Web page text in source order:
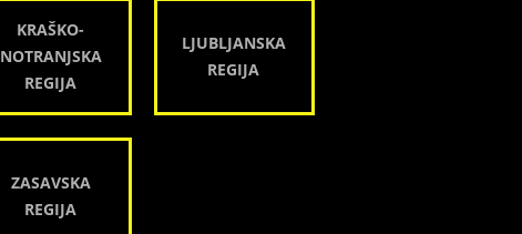
KRAŠKO-
NOTRANJSKA
REGIJA
LJUBLJANSKA
REGIJA
ZASAVSKA
REGIJA